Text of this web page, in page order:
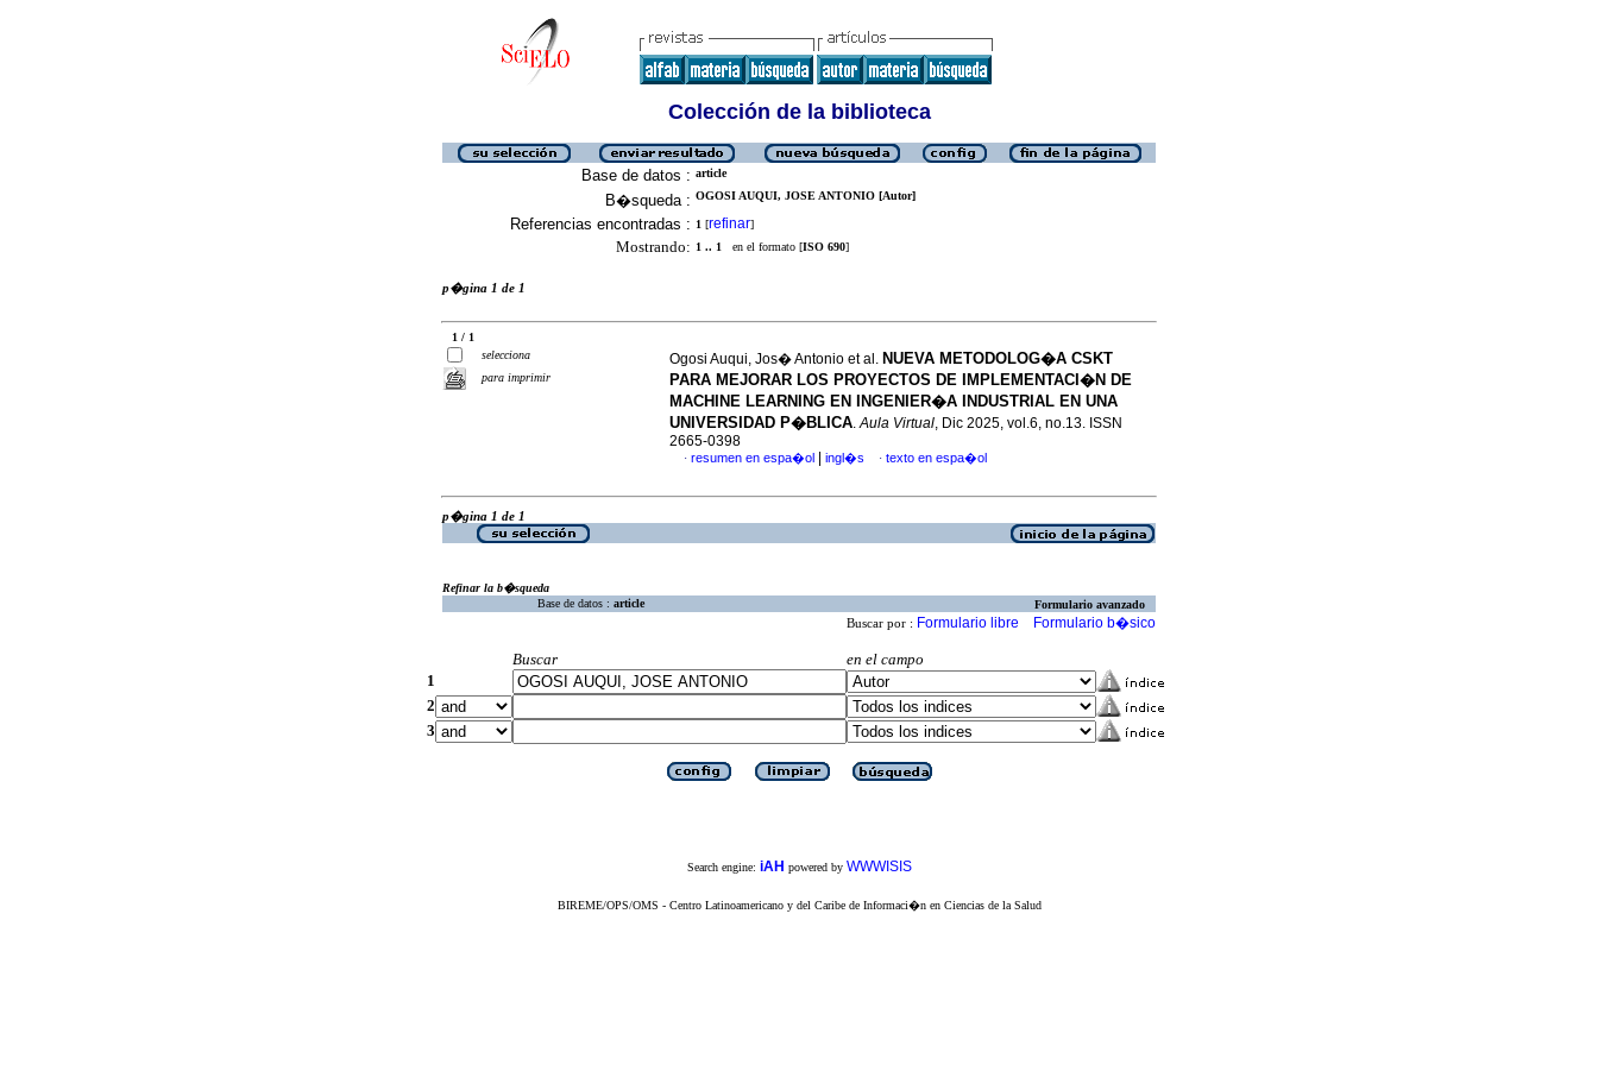
Colección de la biblioteca
Base de datos : article
B�squeda : OGOSI AUQUI, JOSE ANTONIO [Autor]
Referencias encontradas : 1 [refinar]
Mostrando: 1 .. 1 en el formato [ISO 690]
p�gina 1 de 1
1 / 1
selecciona
para imprimir
Ogosi Auqui, Jos� Antonio et al. NUEVA METODOLOG�A CSKT
PARA MEJORAR LOS PROYECTOS DE IMPLEMENTACI�N DE
MACHINE LEARNING EN INGENIER�A INDUSTRIAL EN UNA
UNIVERSIDAD P�BLICA.Aula Virtual, Dic 2025, vol.6, no.13. ISSN
2665-0398
· resumen en espa�ol ingl�s · texto en espa�ol
p�gina 1 de 1
Refinar la b�squeda
Base de datos : article Formulario avanzado
Buscar por : Formulario libre Formulario b�sico
Buscar
en el campo
1
2
3
Search engine: iAH powered by WWWISIS
BIREME/OPS/OMS - Centro Latinoamericano y del Caribe de Informaci�n en Ciencias de la Salud